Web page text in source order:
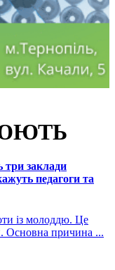
три заклади
педагоги та
із молоддю. Це
Основна причина ...